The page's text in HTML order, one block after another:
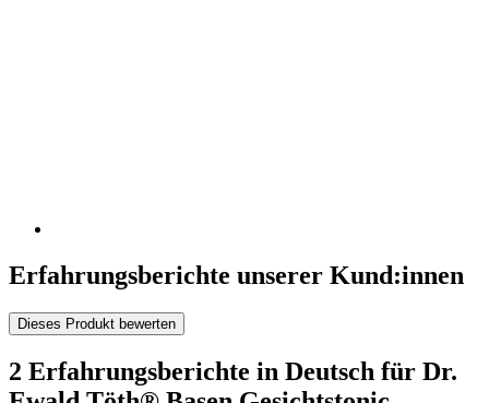
Erfahrungsberichte unserer Kund:innen
Dieses Produkt bewerten
2 Erfahrungsberichte in Deutsch für Dr.